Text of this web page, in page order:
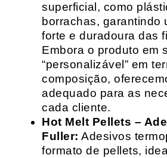
superficial, como
borrachas, garantindo
forte e duradoura das
Embora o produto em
“personalizável” em
composição,
adequado para as
cada cliente.
Hot Melt Pellets –
Fuller: Adesivos
formato de pellets,